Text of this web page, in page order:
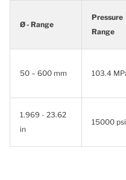
Ø - Range
Pressure
Range
50 – 600 mm 103.4
1.969 - 23.62
in
15000 psi